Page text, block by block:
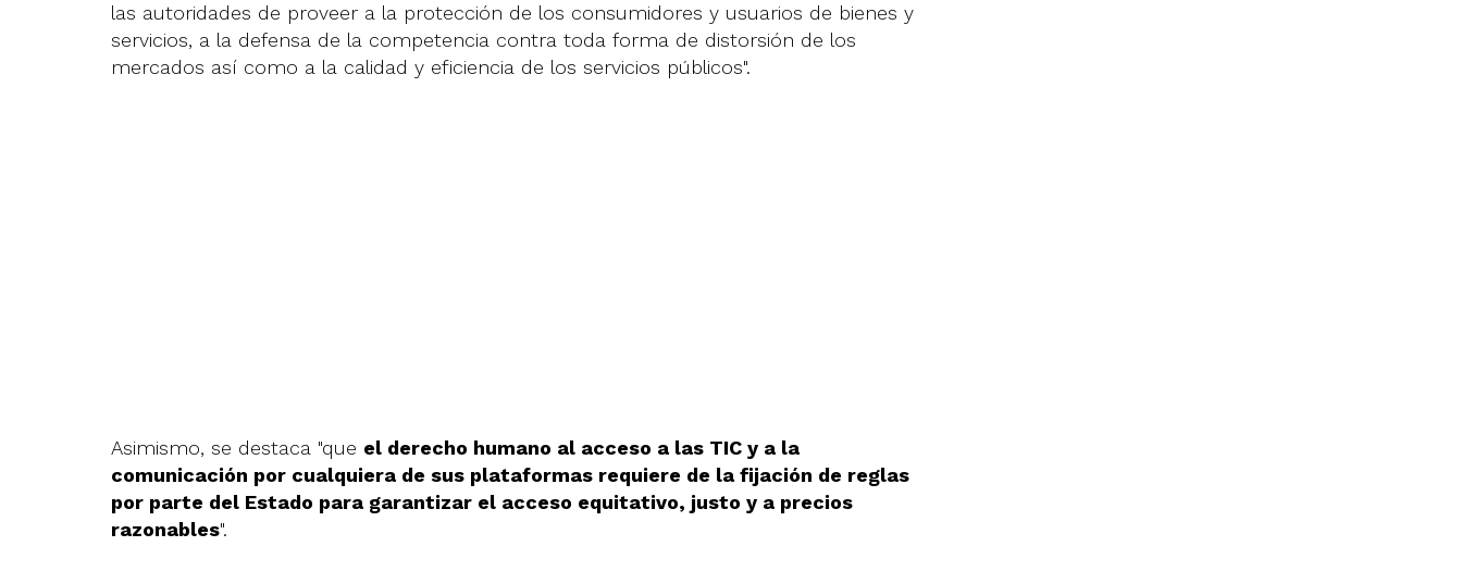
las autoridades de proveer a la protección de los consumidores y usuarios de bienes y
servicios, a la defensa de la competencia contra toda forma de distorsión de los
mercados así como a la calidad y eficiencia de los servicios públicos".
Asimismo, se destaca "que el derecho humano al acceso a las TIC y a la
comunicación por cualquiera de sus plataformas requiere de la fijación de reglas
por parte del Estado para garantizar el acceso equitativo, justo y a precios
razonables".